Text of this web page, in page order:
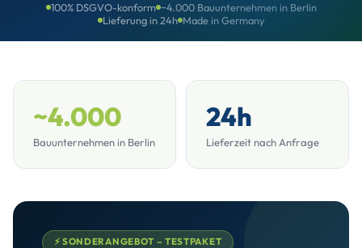
100% DSGVO-konform ~4.000 Bauunternehmen in Berlin
Lieferung in 24h Made in Germany
~4.000
Bauunternehmen in Berlin
24h
Lieferzeit nach Anfrage
⚡ SONDERANGEBOT – TESTPAKET